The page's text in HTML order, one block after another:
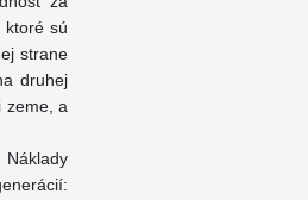
ktoré sú
strane
druhej
zeme, a